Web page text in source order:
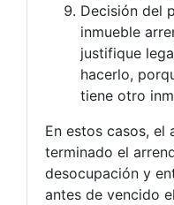
Decisión del
inmueble
justifique
hacerlo,
tiene otro
En estos casos,
terminado el
desocupación y
antes de vencido